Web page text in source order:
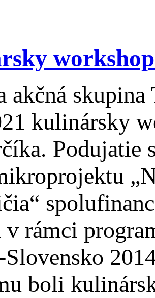
akčná
kulinársky
Podujatie
v rámci
boli